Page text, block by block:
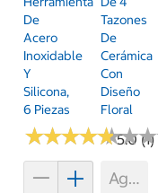
De
Acero
Inoxidable
Y
Silicona,
6 Piezas
★★★★★
★★★★★5.0 (1)
Tazones
De
Cerámica
Con
Diseño
Floral
★★★
★★★